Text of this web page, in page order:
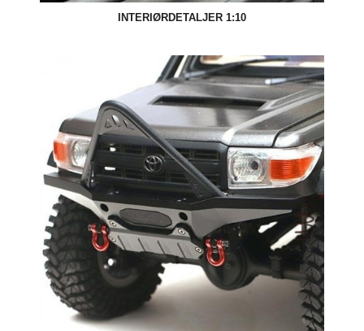
INTERIØRDETALJER 1:10